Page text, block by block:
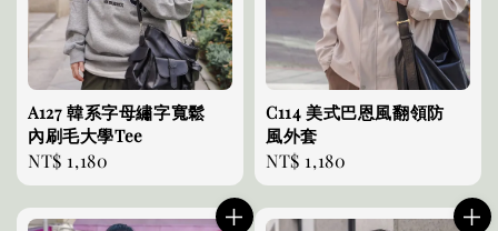
A127 韓系字母繡字寬鬆
內刷毛大學Tee
Regular
price
NT$ 1,180
C114 美式巴恩風翻領防
風外套
Regular
price
NT$ 1,180